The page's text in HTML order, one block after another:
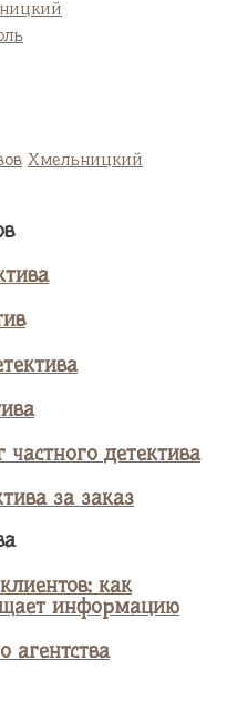
Хмельницкий
детектива
за заказ
как
информацию
агентства